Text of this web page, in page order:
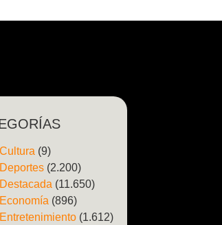
Cultura (9)
Deportes(2.200)
Destacada (11.650)
Economía (896)
Entretenimiento(1.612)